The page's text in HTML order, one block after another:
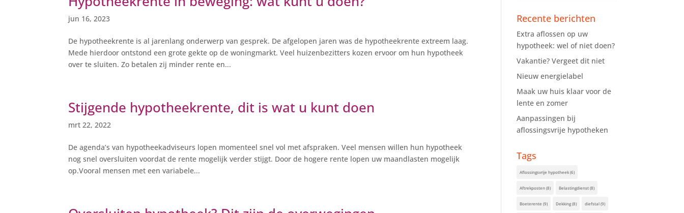
jun 16, 2023
De hypotheekrente is al jarenlang onderwerp van gesprek. De afgelopen jaren was de hypotheekrente extreem laag.
Mede hierdoor ontstond een grote gekte op de woningmarkt. Veel huizenbezitters kozen ervoor om hun hypotheek
over te sluiten. Zo betalen zij minder rente en...
Stijgende hypotheekrente, dit is wat u kunt doen
mrt 22, 2022
De agenda’s van hypotheekadviseurs lopen momenteel snel vol met afspraken. Veel mensen willen hun hypotheek
nog snel oversluiten voordat de rente mogelijk verder stijgt. Door de hogere rente lopen uw maandlasten mogelijk
op.Vooral mensen met een variabele...
Recente berichten
Extra aflossen op uw
hypotheek: wel of niet doen?
Vakantie? Vergeet dit niet
Nieuw energielabel
Maak uw huis klaar voor de
lente en zomer
Aanpassingen bij
aflossingsvrije hypotheken
Tags
Aflossingsvrije hypotheek(6)
Aftrekposten(8) Belastingdienst(8)
Boeterente (9) Dekking(8) diefstal(9)